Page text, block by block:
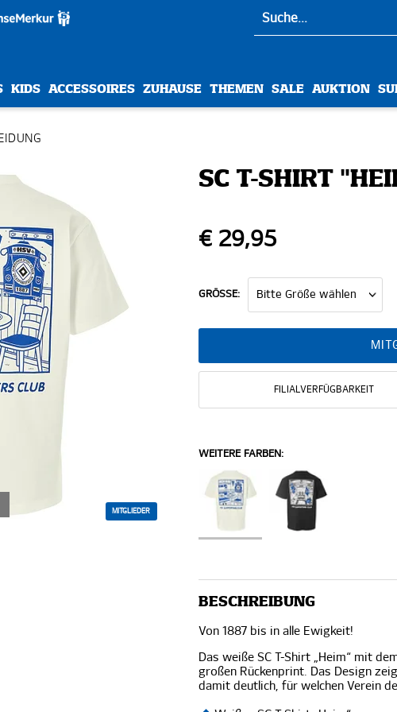
KIDS ACCESSOIRES ZUHAUSE THEMEN SALE AUKTION
MITGLIEDER
SC T-SHIRT
€ 29,95
GRÖSSE:
FILIALVERFÜGBARKEIT
WEITERE FARBEN:
BESCHREIBUNG
Von 1887 bis in alle Ewigkeit!
Das weiße SC T-Shirt „Heim“ mit
großen Rückenprint. Das Design
damit deutlich, für welchen Verein